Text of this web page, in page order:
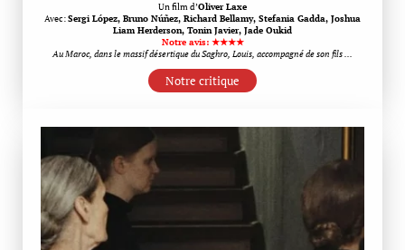
Un film d’Oliver Laxe
Avec:Sergi López, Bruno Núñez, Richard Bellamy, Stefania Gadda, Joshua
Liam Herderson, Tonin Javier, Jade Oukid
Notre avis: ★★★★
Au Maroc, dans le massif désertique du Saghro, Louis, accompagné de son fils …
Notre critique